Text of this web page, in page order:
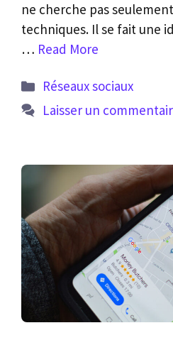
ne cherche pas
techniques. Il se fait une
… Read More
Catégories
Réseaux sociaux
Laisser un